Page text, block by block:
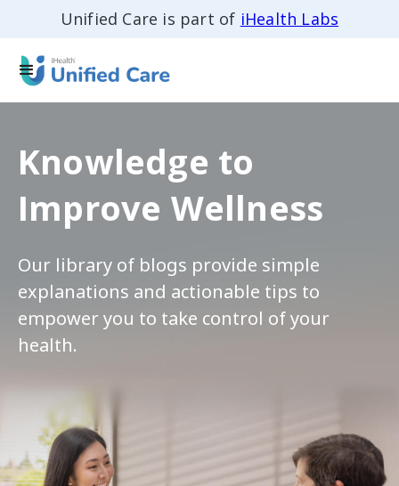
Unified Care is part of iHealth Labs
Knowledge to
Improve Wellness
Our library of blogs provide simple
explanations and actionable tips to
empower you to take control of your
health.